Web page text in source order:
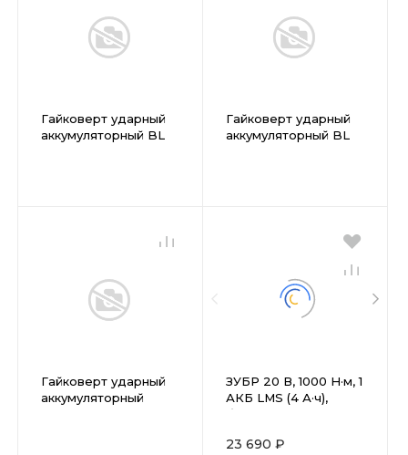
Гайковерт ударный
аккумуляторный BL
Гайковерт ударный
аккумуляторный BL
Гайковерт ударный
аккумуляторный
ЗУБР 20 В, 1000 Н·м, 1
АКБ LMS (4 А·ч),
бесщеточный
сумка (ГБУ-1000-41)
23 690 ₽